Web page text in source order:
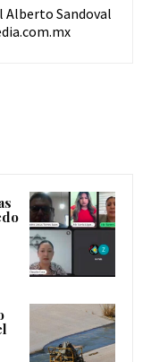
Alberto Sandoval